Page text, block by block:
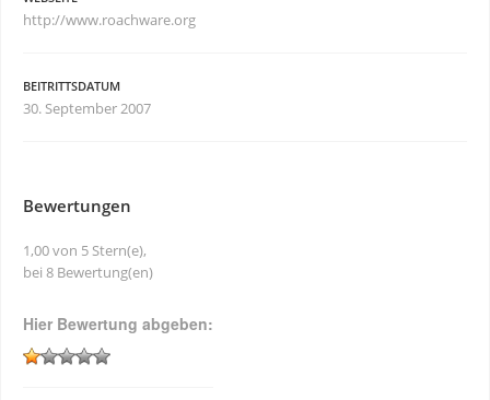
http://www.roachware.org
BEITRITTSDATUM
30. September 2007
Bewertungen
1,00 von 5 Stern(e),
bei 8 Bewertung(en)
Hier Bewertung abgeben: